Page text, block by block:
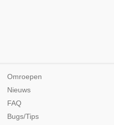
Omroepen
Nieuws
FAQ
Bugs/Tips